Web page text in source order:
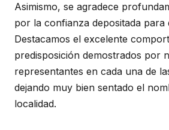
Asimismo, se agradece
por la confianza depositada para
Destacamos el excelente
predisposición demostrados por
representantes en cada una de
dejando muy bien sentado el
localidad.